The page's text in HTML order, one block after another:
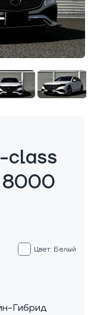
class
Цвет: Белый
Гибрид